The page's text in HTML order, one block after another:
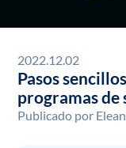
2022.12.02
Pasos
programas
Publicado por